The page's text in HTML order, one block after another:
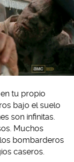
tu propio
bajo el suelo
son infinitas.
Muchos
bombarderos
caseros.